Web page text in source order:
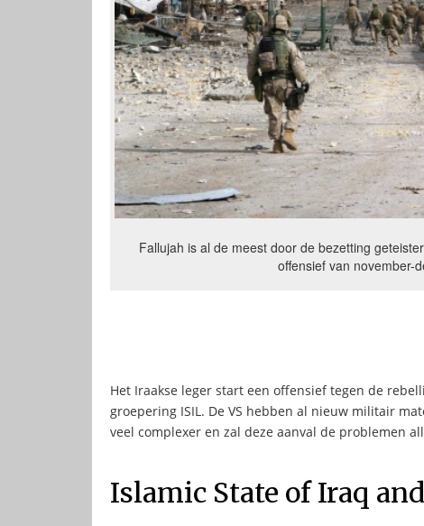
Fallujah is al de meest door de bezetting
offensief van november-
Het Iraakse leger start een offensief tegen de
groepering ISIL. De VS hebben al nieuw militair
veel complexer en zal deze aanval de problemen
Islamic State of Iraq